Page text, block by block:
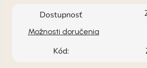
Dostupnosť
Možnosti doručenia
Kód: